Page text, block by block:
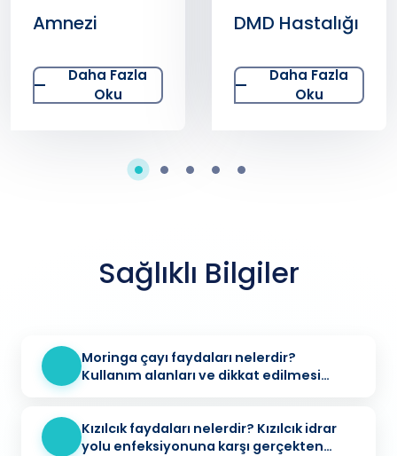
Amnezi
Daha Fazla
Oku
DMD Hastalığı
Daha Fazla
Oku
Sağlıklı Bilgiler
Moringa çayı faydaları nelerdir?
Kullanım alanları ve dikkat edilmesi
Kızılcık faydaları nelerdir? Kızılcık idrar
yolu enfeksiyonuna karşı gerçekten